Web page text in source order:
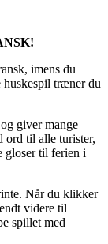
imens du
huskespil træner du
giver mange
ord til alle turister,
gloser til ferien i
Når du klikker
videre til
spillet med